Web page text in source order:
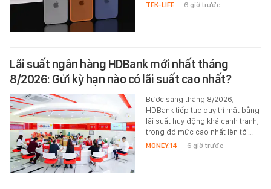
TEK-LIFE - 6 giờ trước
Lãi suất ngân hàng HDBank mới nhất tháng
8/2026: Gửi kỳ hạn nào có lãi suất cao nhất?
Bước sang tháng 8/2026,
HDBank tiếp tục duy trì mặt bằng
lãi suất huy động khá cạnh tranh,
trong đó mức cao nhất lên tới…
MONEY.14 - 6 giờ trước